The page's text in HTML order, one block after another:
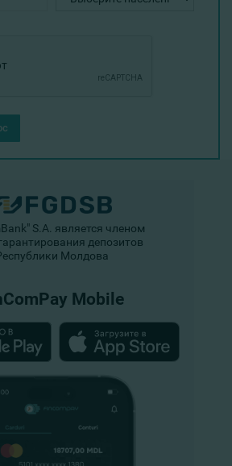
S.A. является членом
депозитов
Молдова
Mobile